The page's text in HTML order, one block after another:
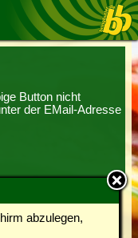
abzulegen,